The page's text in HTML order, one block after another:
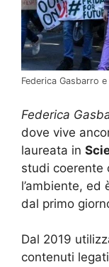
Federica Gasbarro
Federica
dove vive
laureata in
studi coerente
l’ambiente, ed
dal primo
Dal 2019
contenuti